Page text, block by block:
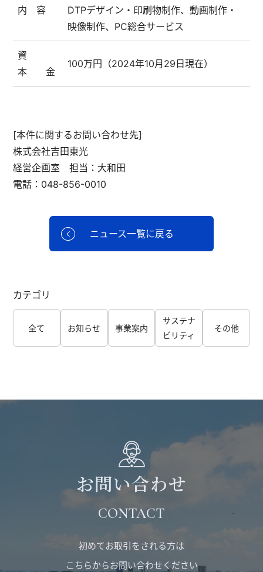
内 容
DTPデザイン・印刷物制作、動画制作・
映像制作、PC総合サービス
資
本 金
100万円（2024年10月29日現在）
[本件に関するお問い合わせ先]
株式会社吉田東光
経営企画室 担当：大和田
電話：048-856-0010
ニュース一覧に戻る
カテゴリ
全て お知らせ 事業案内
サステナ
ビリティ
その他
お問い合わせ
CONTACT
初めてお取引をされる方は
こちらからお問い合わせください